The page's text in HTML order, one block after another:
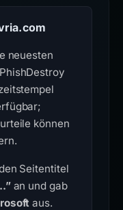
neuesten
können
Seitentitel
an und gab
aus.